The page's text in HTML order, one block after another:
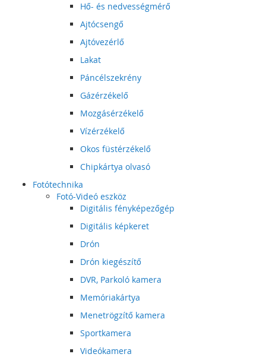
Hő- és nedvességmérő
Ajtócsengő
Ajtóvezérlő
Lakat
Páncélszekrény
Gázérzékelő
Mozgásérzékelő
Vízérzékelő
Okos füstérzékelő
Chipkártya olvasó
Fotótechnika
Fotó-Videó eszköz
Digitális fényképezőgép
Digitális képkeret
Drón
Drón kiegészítő
DVR, Parkoló kamera
Memóriakártya
Menetrögzítő kamera
Sportkamera
Videókamera